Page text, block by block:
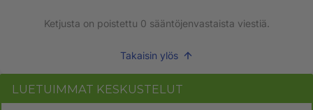
Ketjusta on poistettu 0 sääntöjenvastaista viestiä.
Takaisin ylös
LUETUIMMAT KESKUSTELUT